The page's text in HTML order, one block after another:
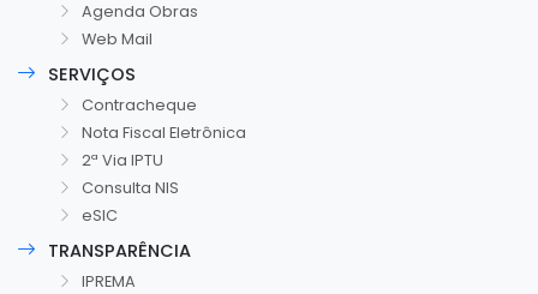
Agenda Obras
Web Mail
SERVIÇOS
Contracheque
Nota Fiscal Eletrônica
2ª Via IPTU
Consulta NIS
eSIC
TRANSPARÊNCIA
IPREMA